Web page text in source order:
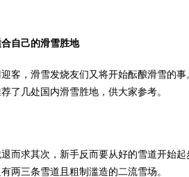
己的滑雪胜地
，滑雪发烧友们又将开始酝酿滑雪的事
了几处国内滑雪胜地，供大家参考。
求其次，新手反而要从好的雪道开始起
两三条雪道且粗制滥造的二流雪场。